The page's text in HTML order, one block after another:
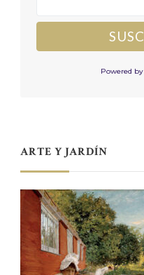
Powered by
ARTE Y JARDÍN